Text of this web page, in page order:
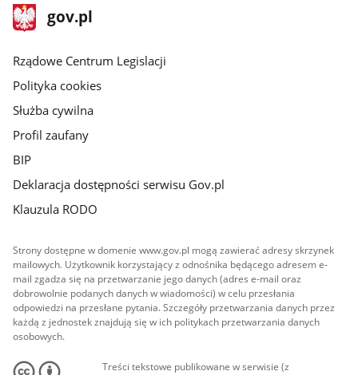
stopka
gov.plStrona
gov.pl
Rządowe Centrum Legislacji
Polityka cookies
Służba cywilna
Profil zaufany
BIP
Deklaracja dostępności serwisu Gov.pl
Klauzula RODO
Strony dostępne w domenie www.gov.pl mogą zawierać adresy skrzynek
mailowych. Użytkownik korzystający z odnośnika będącego adresem e-
mail zgadza się na przetwarzanie jego danych (adres e-mail oraz
dobrowolnie podanych danych w wiadomości) w celu przesłania
odpowiedzi na przesłane pytania. Szczegóły przetwarzania danych przez
każdą z jednostek znajdują się w ich politykach przetwarzania danych
osobowych.
Treści tekstowe publikowane w serwisie (z